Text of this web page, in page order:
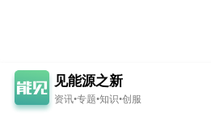
见能源之新
资讯•专题•知识•创服